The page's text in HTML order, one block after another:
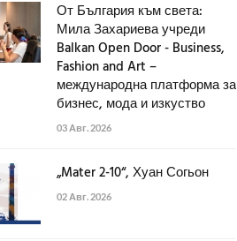
От България към света:
Мила Захариева учреди
Balkan Open Door - Business,
Fashion and Art –
международна платформа за
бизнес, мода и изкуство
03 Авг. 2026
„Mater 2-10“, Хуан Согьон
02 Авг. 2026